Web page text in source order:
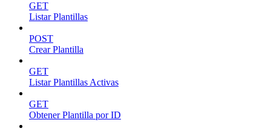
GET
Listar Plantillas
POST
Crear Plantilla
GET
Listar Plantillas Activas
GET
Obtener Plantilla por ID